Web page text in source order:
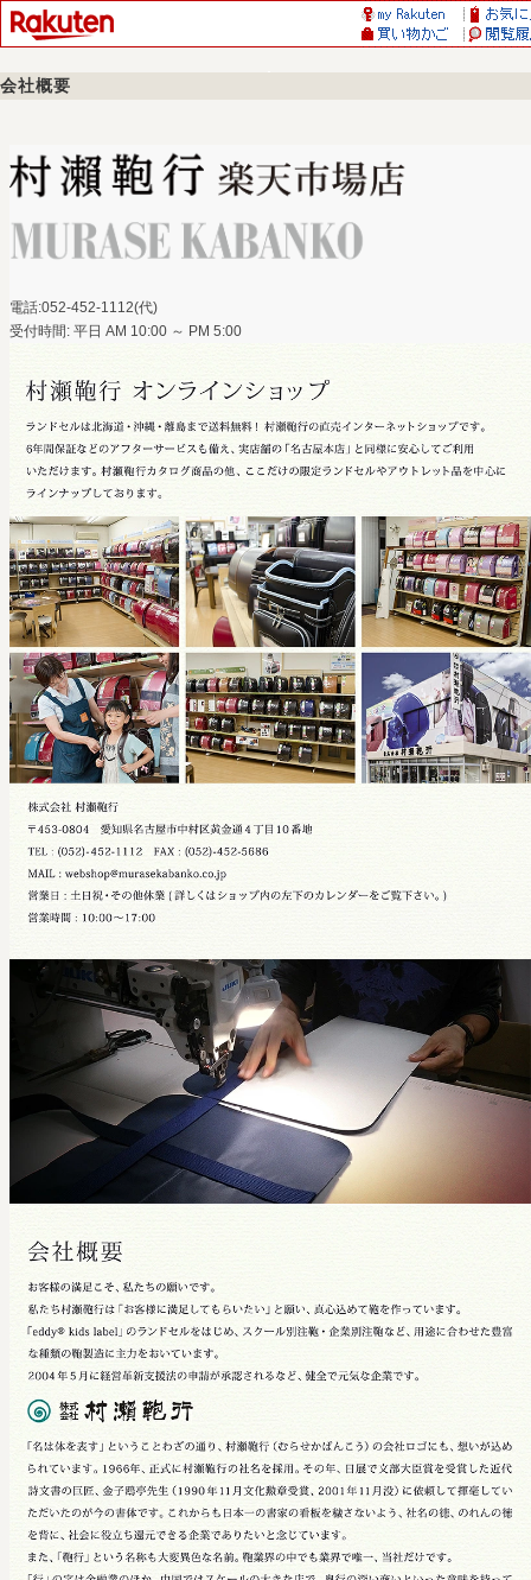
会社概要
電話:052-452-1112(代)
受付時間: 平日 AM 10:00 ～ PM 5:00